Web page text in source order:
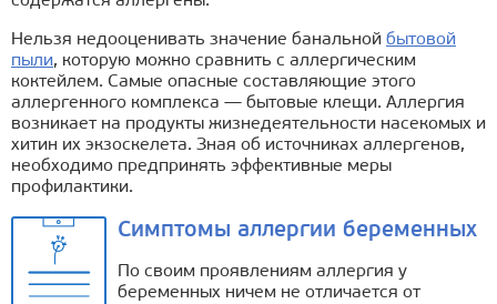
Нельзя недооценивать значение банальной бытовой
пыли, которую можно сравнить с аллергическим
коктейлем. Самые опасные составляющие этого
аллергенного комплекса — бытовые клещи. Аллергия
возникает на продукты жизнедеятельности насекомых и
хитин их экзоскелета. Зная об источниках аллергенов,
необходимо предпринять эффективные меры
профилактики.
Симптомы аллергии беременных
По своим проявлениям аллергия у
беременных ничем не отличается от